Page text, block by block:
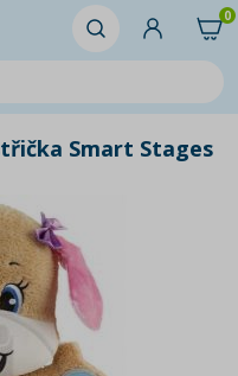
0
Smart Stages